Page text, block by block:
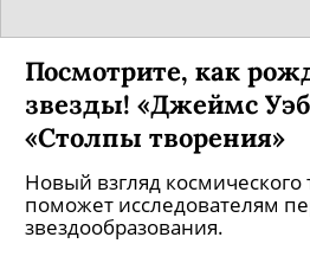
Посмотрите, как
звезды! «Джеймс
«Столпы творения»
Новый взгляд космического
поможет исследователям
звездообразования.